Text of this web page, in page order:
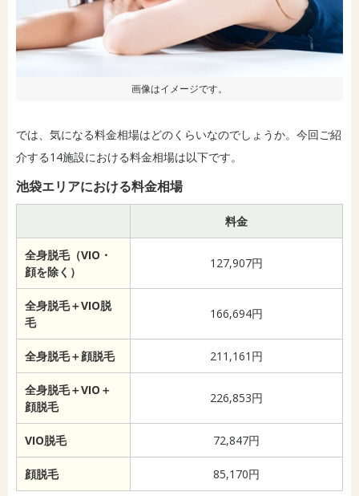
画像はイメージです。
では、気になる料金相場はどのくらいなのでしょうか。今回ご紹
介する14施設における料金相場は以下です。
池袋エリアにおける料金相場
料金
全身脱毛（VIO・
顔を除く）
127,907円
全身脱毛＋VIO脱
毛
166,694円
全身脱毛＋顔脱毛 211,161円
全身脱毛＋VIO＋
顔脱毛
226,853円
VIO脱毛 72,847円
顔脱毛 85,170円